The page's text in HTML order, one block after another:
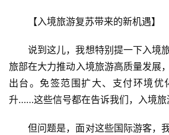
【入境旅游复苏带来的新机遇】
说到这儿，我想特别提一下入境
旅部在大力推动入境旅游高质量发展
出台。免签范围扩大、支付环境优
升……这些信号都在告诉我们，入境旅
但问题是，面对这些国际游客，